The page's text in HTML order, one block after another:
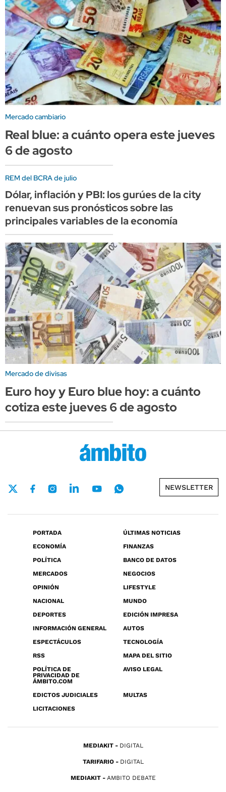
Mercado cambiario
Real blue: a cuánto opera este jueves
6 de agosto
REM del BCRA de julio
Dólar, inflación y PBI: los gurúes de la city
renuevan sus pronósticos sobre las
principales variables de la economía
Mercado de divisas
Euro hoy y Euro blue hoy: a cuánto
cotiza este jueves 6 de agosto
NEWSLETTER
PORTADA
ÚLTIMAS NOTICIAS
ECONOMÍA
FINANZAS
POLÍTICA
BANCO DE DATOS
MERCADOS
NEGOCIOS
OPINIÓN
LIFESTYLE
NACIONAL
MUNDO
DEPORTES
EDICIÓN IMPRESA
INFORMACIÓN GENERAL
AUTOS
ESPECTÁCULOS
TECNOLOGÍA
RSS
MAPA DEL SITIO
POLÍTICA DE
PRIVACIDAD DE
ÁMBITO.COM
AVISO LEGAL
EDICTOS JUDICIALES
MULTAS
LICITACIONES
MEDIAKIT DIGITAL
TARIFARIO DIGITAL
MEDIAKIT AMBITO DEBATE